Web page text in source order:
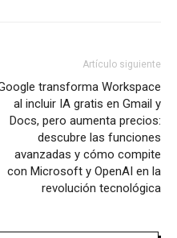
Artículo siguiente
transforma Workspace
al incluir IA gratis en Gmail y
Docs, pero aumenta precios:
descubre las funciones
avanzadas y cómo compite
con Microsoft y OpenAI en la
revolución tecnológica